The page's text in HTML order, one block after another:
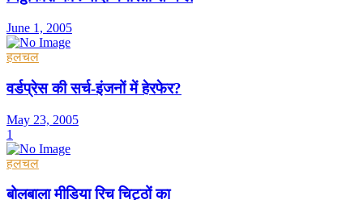
June 1, 2005
हलचल
वर्डप्रेस की सर्च-इंजनों में हेरफेर?
May 23, 2005
1
हलचल
बोलबाला मीडिया रिच चिट्ठों का